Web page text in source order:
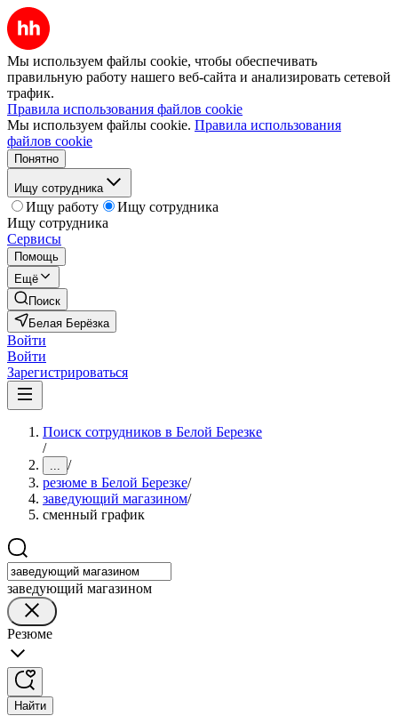
Мы используем файлы cookie, чтобы обеспечивать
правильную работу нашего веб-сайта и анализировать сетевой
трафик.
Правила использования файлов cookie
Мы используем файлы cookie. Правила использования
файлов cookie
Понятно
Ищу сотрудника
Ищу работу
Ищу сотрудника
Ищу сотрудника
Сервисы
Помощь
Ещё
Поиск
Белая Берёзка
Войти
Войти
Зарегистрироваться
Поиск сотрудников в Белой Березке
/
... /
резюме в Белой Березке/
заведующий магазином/
сменный график
заведующий магазином
Резюме
Найти